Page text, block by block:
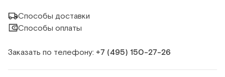
Способы доставки
Способы оплаты
Заказать по телефону: +7 (495) 150‑27‑26